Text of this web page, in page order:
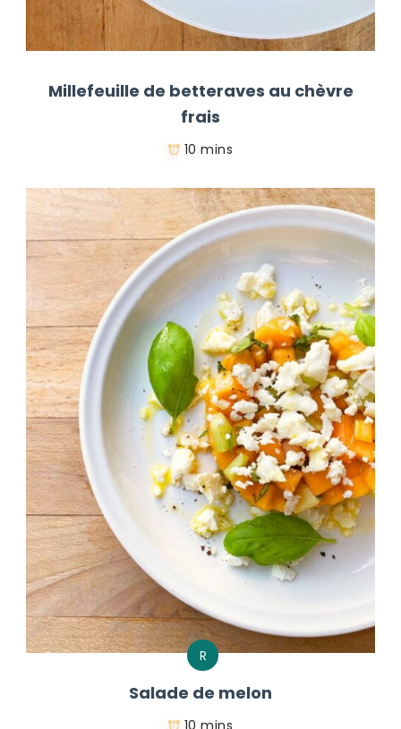
Millefeuille de betteraves au chèvre
frais
10 mins
R
Salade de melon